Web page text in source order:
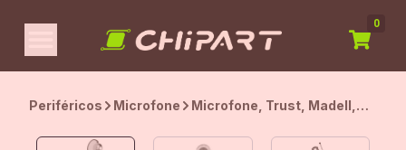
0
Periféricos Microfone
Microfone, Trust, Madell,
21672,Preto